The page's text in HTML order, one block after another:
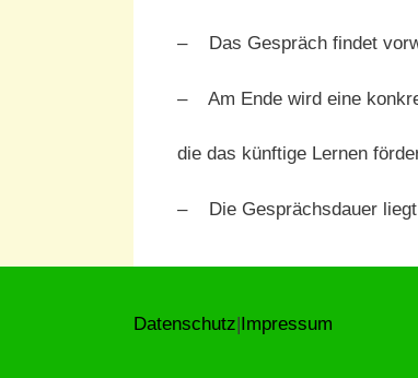
– Das Gespräch findet
– Am Ende wird eine
die das künftige Lernen
– Die Gesprächsdauer liegt
Datenschutz|Impressum